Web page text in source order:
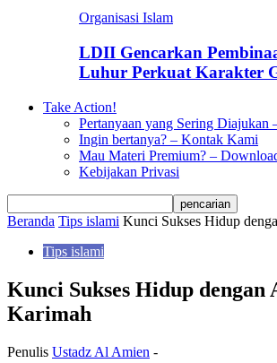
Organisasi Islam
LDII Gencarkan
Luhur Perkuat Karakter
Take Action!
Pertanyaan yang Sering Diajukan
Ingin bertanya? – Kontak Kami
Mau Materi Premium? –
Kebijakan Privasi
Beranda Tips islami Kunci Sukses Hidup
Tips islami
Kunci Sukses Hidup dengan
Karimah
Penulis Ustadz Al Amien -